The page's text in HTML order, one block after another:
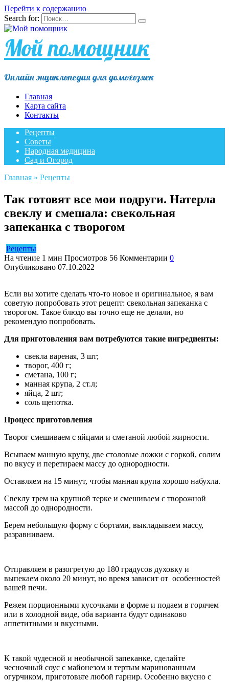
Перейти к содержанию
Search for:
Мой помощник
Онлайн энциклопедия для домохозяек
Главная
Карта сайта
Контакты
Рецепты
Советы
Народная медицина
Сад и Огород
Главная » Рецепты
Так готовят все мои подруги. Натерла
свеклу и смешала: свекольная
запеканка с творогом
Рецепты
На чтение 1 мин Просмотров 56 Комментарии 0
Опубликовано 07.10.2022
Если вы хотите сделать что-то новое и оригинальное, я вам
советую попробовать этот рецепт: свекольная запеканка с
творогом. Такое блюдо вы точно еще не делали, но
рекомендую попробовать.
Для приготовления вам потребуются такие ингредиенты:
свекла вареная, 3 шт;
творог, 400 г;
сметана, 100 г;
манная крупа, 2 ст.л;
яйца, 2 шт;
соль щепотка.
Процесс приготовления
Творог смешиваем с яйцами и сметаной любой жирности.
Всыпаем манную крупу, две столовые ложки с горкой, солим
по вкусу и перетираем массу до однородности.
Оставляем на 15 минут, чтобы манная крупа хорошо набухла.
Свеклу трем на крупной терке и смешиваем с творожной
массой до однородности.
Берем небольшую форму с бортами, выкладываем массу,
разравниваем.
Отправляем в разогретую до 180 градусов духовку и
выпекаем около 20 минут, но время зависит от особенностей
вашей печи.
Режем порционными кусочками в форме и подаем в горячем
или в холодной виде, оба варианта будут одинаково
аппетитными и вкусными.
К такой чудесной и необычной запеканке, сделайте
чесночный соус с майонезом и тертым маринованным
огурчиком, приготовьте любой гарнир. Особенно вкусно с